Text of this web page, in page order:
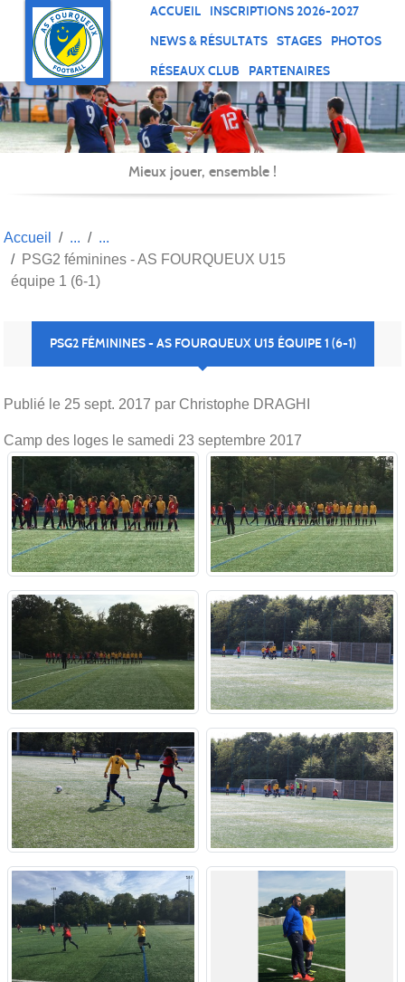
ACCUEIL
INSCRIPTIONS 2026-2027
NEWS & RÉSULTATS
STAGES
PHOTOS
RÉSEAUX CLUB
PARTENAIRES
Mieux jouer, ensemble !
Accueil
PSG2 féminines - AS FOURQUEUX U15
équipe 1 (6-1)
PSG2 FÉMININES - AS FOURQUEUX U15 ÉQUIPE 1 (6-1)
Publié le 25 sept. 2017 par Christophe DRAGHI
Camp des loges le samedi 23 septembre 2017
Panneau de gestion des cookies